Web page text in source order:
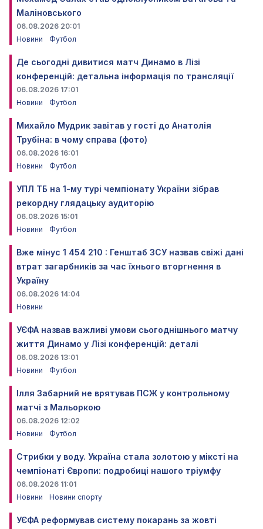
Маліновського
06.08.2026 20:01
Новини
Футбол
Де сьогодні дивитися матч Динамо в Лізі
конференцій: детальна інформація по трансляції
06.08.2026 17:01
Новини
Футбол
Михайло Мудрик завітав у гості до Анатолія
Трубіна: в чому справа (фото)
06.08.2026 16:01
Новини
Футбол
УПЛ ТБ на 1-му турі чемпіонату України зібрав
рекордну глядацьку аудиторію
06.08.2026 15:01
Новини
Футбол
Вже мінус 1 454 210 : Генштаб ЗСУ назвав свіжі дані
втрат загарбників за час їхнього вторгнення в
Україну
06.08.2026 14:04
Новини
УЄФА назвав важливі умови сьогоднішнього матчу
життя Динамо у Лізі конференцій: деталі
06.08.2026 13:01
Новини
Футбол
Ілля Забарний не врятував ПСЖ у контрольному
матчі з Мальоркою
06.08.2026 12:02
Новини
Футбол
Стрибки у воду. Україна стала золотою у міксті на
чемпіонаті Європи: подробиці нашого тріумфу
06.08.2026 11:01
Новини
Новини спорту
УЄФА реформував систему покарань за жовті